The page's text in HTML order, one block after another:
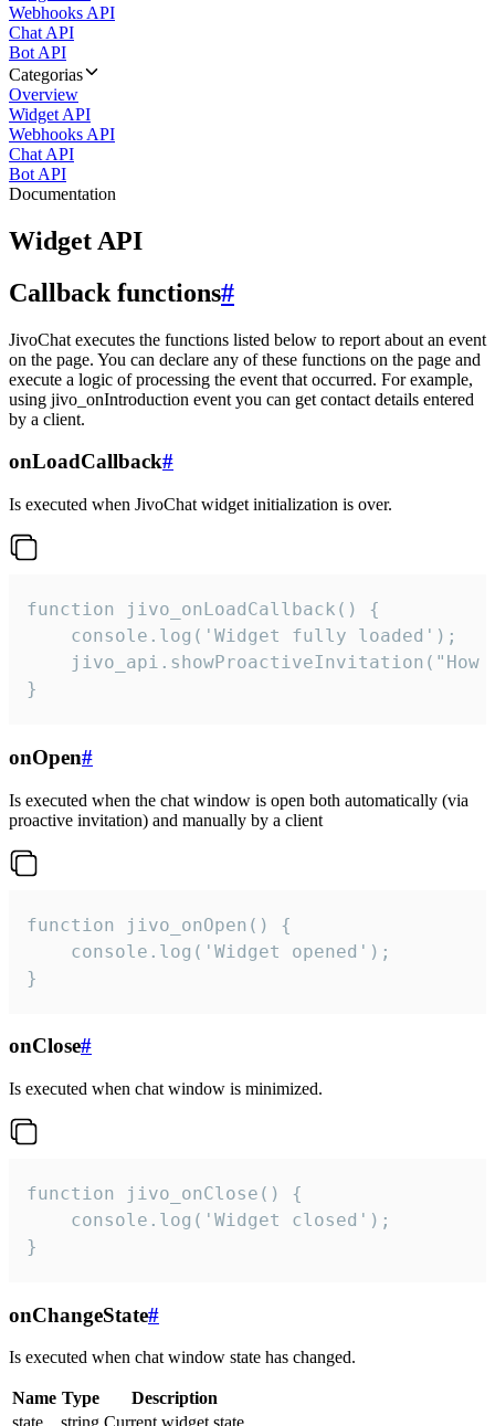
Webhooks API
Chat API
Bot API
Categorias
Overview
Widget API
Webhooks API
Chat API
Bot API
Documentation
Widget API
Callback functions#
JivoChat executes the functions listed below to report about an event
on the page. You can declare any of these functions on the page and
execute a logic of processing the event that occurred. For example,
using jivo_onIntroduction event you can get contact details entered
by a client.
onLoadCallback#
Is executed when JivoChat widget initialization is over.
function jivo_onLoadCallback() {
    console.log('Widget fully loaded');
jivo_api.showProactiveInvitation("How
}
onOpen#
Is executed when the chat window is open both automatically (via
proactive invitation) and manually by a client
function jivo_onOpen() {
    console.log('Widget opened');
}
onClose#
Is executed when chat window is minimized.
function jivo_onClose() {
    console.log('Widget closed');
}
onChangeState#
Is executed when chat window state has changed.
Name Type
Description